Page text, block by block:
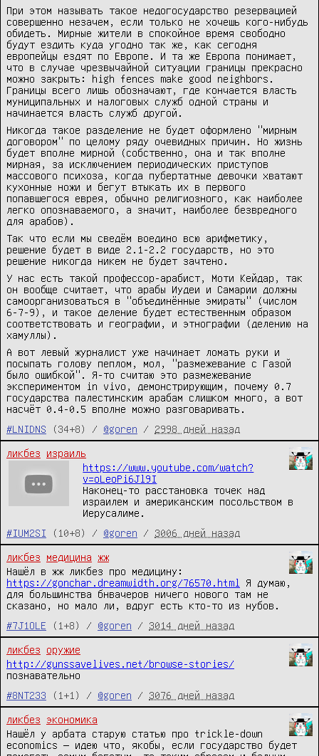
При этом называть такое недогосударство резервацией
совершенно незачем, если только не хочешь кого-нибудь
обидеть. Мирные жители в спокойное время свободно
будут ездить куда угодно так же, как сегодня
европейцы ездят по Европе. И та же Европа понимает,
что в случае чрезвычайной ситуации границы прекрасно
можно закрыть: high fences make good neighbors.
Границы всего лишь обозначают, где кончается власть
муниципальных и налоговых служб одной страны и
начинается власть служб другой.
Никогда такое разделение не будет оформлено "мирным
договором" по целому ряду очевидных причин. Но жизнь
будет вполне мирной (собственно, она и так вполне
мирная, за исключением периодических приступов
массового психоза, когда пубертатные девочки хватают
кухонные ножи и бегут втыкать их в первого
попавшегося еврея, обычно религиозного, как наиболее
легко опознаваемого, а значит, наиболее безвредного
для арабов).
Так что если мы сведём воедино всю арифметику,
решение будет в виде 2.1-2.2 государств, но это
решение никогда никем не будет зачтено.
У нас есть такой профессор-арабист, Моти Кейдар, так
он вообще считает, что арабы Иудеи и Самарии должны
самоорганизоваться в "объединённые эмираты" (числом
6-7-9), и такое деление будет естественным образом
соответствовать и географии, и этнографии (делению на
хамуллы).
А вот левый журналист уже начинает ломать руки и
посыпать голову пеплом, мол, "размежевание с Газой
было ошибкой". Я-то считаю это размежевание
экспериментом in vivo, демонстрирующим, почему 0.7
государства палестинским арабам слишком много, а вот
насчёт 0.4-0.5 вполне можно разговаривать.
#LNIDNS
(34+8) / @goren / 2998 дней назад
ликбез
израиль
https://www.youtube.com/watch?
v=oLeoPi6Jl9I
Наконец-то расстановка точек над
израилем и американским посольством в
Иерусалиме.
#IUM2SI
(10+8) / @goren / 3006 дней назад
ликбез медицина
жж
Нашёл в жж ликбез про медицину:
https://gonchar.dreamwidth.org/76570.html
Я думаю,
для большинства бнвачеров ничего нового там не
сказано, но мало ли, вдруг есть кто-то из нубов.
#7J1OLE
(1+8) / @goren / 3014 дней назад
ликбез
оружие
http://gunssavelives.net/browse-stories/
познавательно
#8NT233
(1+1) / @goren / 3076 дней назад
ликбез
экономика
Нашёл у арбата старую статью про trickle-down
economics — идею что, якобы, если государство будет